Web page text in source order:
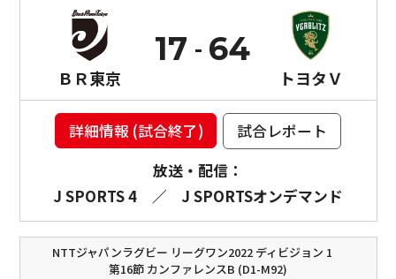
ＢＲ東京
17
トヨタＶ
64
詳細情報 (試合終了)
試合レポート
放送・配信：
J SPORTS 4
／ J SPORTSオンデマンド
NTTジャパンラグビー リーグワン2022 ディビジョン 1
第16節 カンファレンスB (D1-M92)